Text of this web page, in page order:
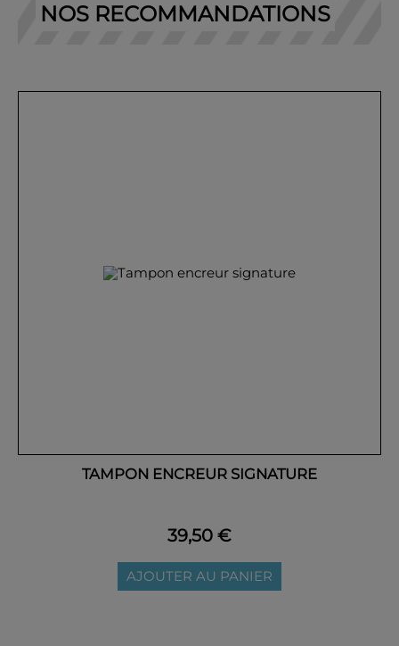
NOS RECOMMANDATIONS
TAMPON ENCREUR SIGNATURE
39,50 €
AJOUTER AU PANIER